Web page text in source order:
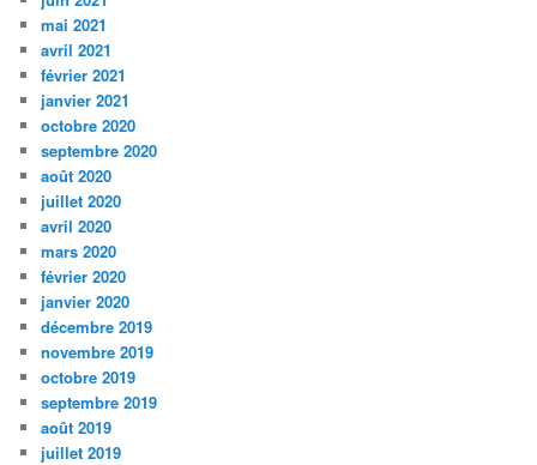
mai 2021
avril 2021
février 2021
janvier 2021
octobre 2020
septembre 2020
août 2020
juillet 2020
avril 2020
mars 2020
février 2020
janvier 2020
décembre 2019
novembre 2019
octobre 2019
septembre 2019
août 2019
juillet 2019